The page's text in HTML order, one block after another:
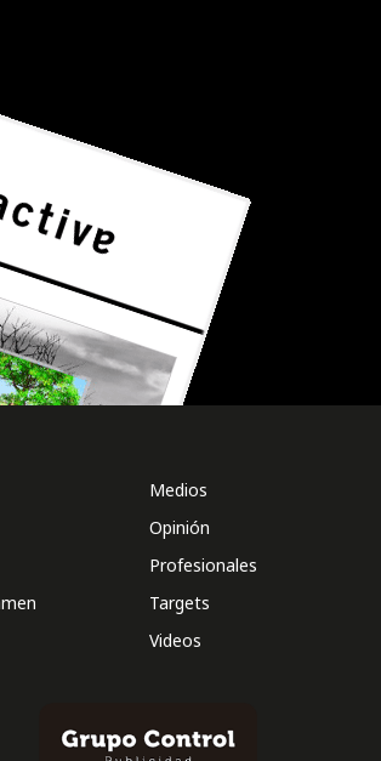
Medios
Opinión
Profesionales
Targets
Videos